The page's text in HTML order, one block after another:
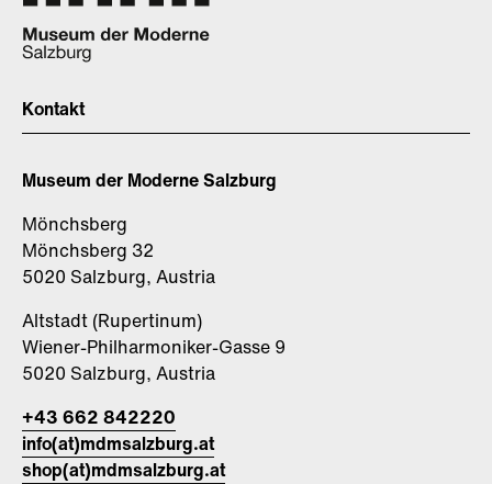
Kontakt
Museum der Moderne Salzburg
Mönchsberg
Mönchsberg 32
5020 Salzburg, Austria
Altstadt (Rupertinum)
Wiener-Philharmoniker-Gasse 9
5020 Salzburg, Austria
+43 662 842220
info(at)mdmsalzburg.at
shop(at)mdmsalzburg.at